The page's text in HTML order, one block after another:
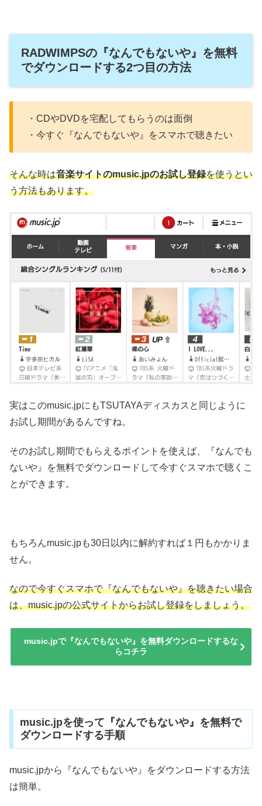
RADWIMPSの『なんでもないや』を無料
でダウンロードする2つ目の方法
・CDやDVDを宅配してもらうのは面倒
・今すぐ『なんでもないや』をスマホで聴きたい
そんな時は音楽サイトのmusic.jpのお試し登録を使うとい
う方法もあります。
実はこのmusic.jpにもTSUTAYAディスカスと同じように
お試し期間があるんですね。
そのお試し期間でもらえるポイントを使えば、『なんでも
ないや』を無料でダウンロードして今すぐスマホで聴くこ
とができます。
もちろんmusic.jpも30日以内に解約すれば１円もかかりま
せん。
なので今すぐスマホで『なんでもないや』を聴きたい場合
は、music.jpの公式サイトからお試し登録をしましょう。
music.jpで『なんでもないや』を無料ダウンロードするな
らコチラ
music.jpを使って『なんでもないや』を無料で
ダウンロードする手順
music.jpから『なんでもないや』をダウンロードする方法
は簡単。